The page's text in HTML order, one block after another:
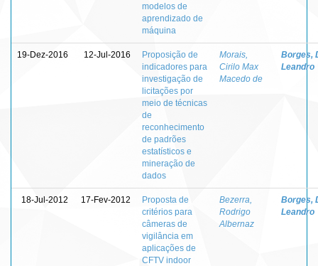
modelos de
aprendizado de
máquina
19-Dez-2016 12-Jul-2016
Proposição de
indicadores para
investigação de
licitações por
meio de técnicas
de
reconhecimento
de padrões
estatísticos e
mineração de
dados
Morais,
Cirilo Max
Macedo de
Borges,
Leandro
18-Jul-2012 17-Fev-2012
Proposta de
critérios para
câmeras de
vigilância em
aplicações de
CFTV indoor
Bezerra,
Rodrigo
Albernaz
Borges,
Leandro